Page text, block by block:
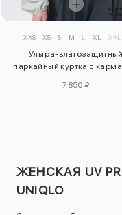
XXS XS S M L XL XXL
Ультра-влагозащитный
паркайный куртка с
7850 ₽
ЖЕНСКАЯ UV
UNIQLO